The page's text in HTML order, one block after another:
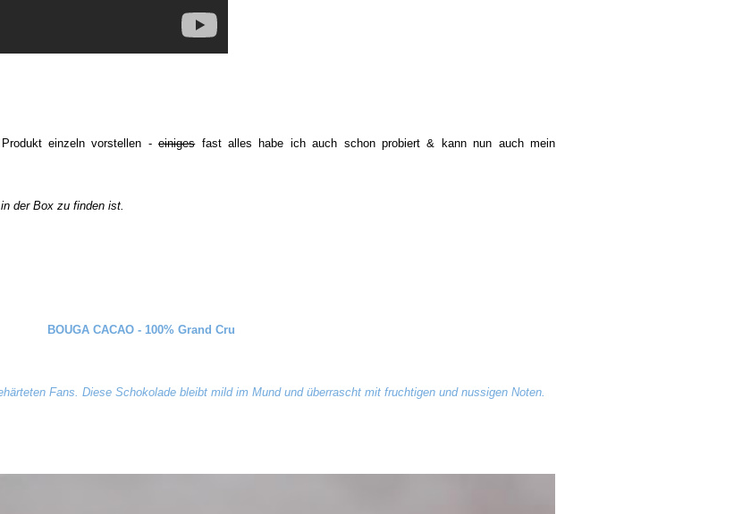
einzeln vorstellen -einigesfast alles habe ich auch schon probiert & kann nun auch mein
der Box zu finden ist.
BOUGA CACAO - 100% Grand Cru
Fans. Diese Schokolade bleibt mild im Mund und überrascht mit fruchtigen und nussigen Noten.